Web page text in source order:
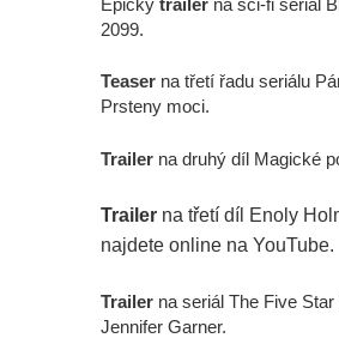
Epický trailer na sci-fi seriál
2099.
Teaser na třetí řadu seriálu
Prsteny moci.
Trailer na druhý díl Magické
Trailer na třetí díl Enoly
najdete online na YouTube.
Trailer na seriál The Five
Jennifer Garner.